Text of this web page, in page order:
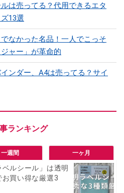
は売ってる？代用できるエタ
13選
なかった名品！一人でこっそ
ャー」が革命的
ンダー、A4は売ってる？サイ
一週間 一ヶ月
ルシール」は透明
買い得な厳選3